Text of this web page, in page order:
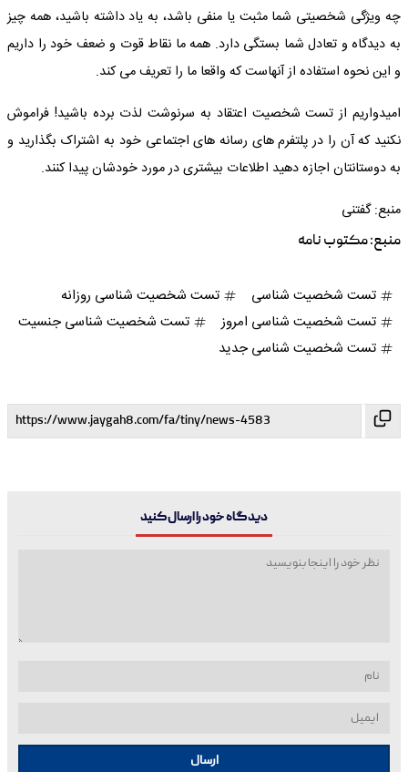
چه ویژگی شخصیتی شما مثبت یا منفی باشد، به یاد داشته باشید، همه چیز
به دیدگاه و تعادل شما بستگی دارد. همه ما نقاط قوت و ضعف خود را داریم
و این نحوه استفاده از آنهاست که واقعا ما را تعریف می کند.
امیدواریم از تست شخصیت اعتقاد به سرنوشت لذت برده باشید! فراموش
نکنید که آن را در پلتفرم های رسانه های اجتماعی خود به اشتراک بگذارید و
به دوستانتان اجازه دهید اطلاعات بیشتری در مورد خودشان پیدا کنند.
منبع: گفتنی
منبع:مکتوب نامه
تست شخصیت شناسی
تست شخصیت شناسی روزانه
تست شخصیت شناسی امروز
تست شخصیت شناسی جنسیت
تست شخصیت شناسی جدید
دیدگاه خود را ارسال کنید
ارسال